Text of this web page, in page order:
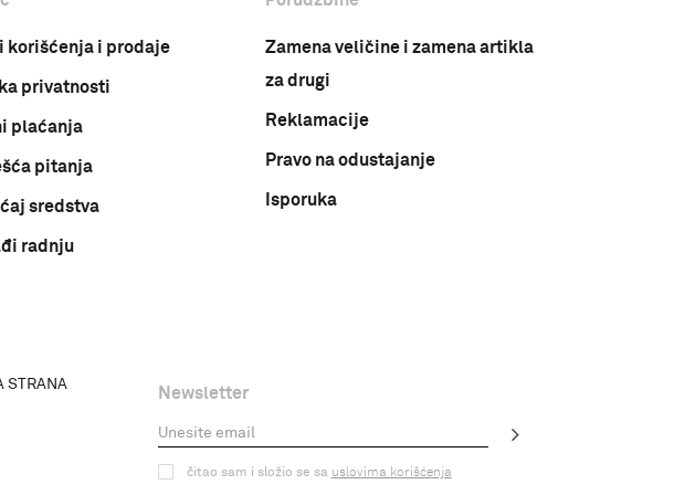
korišćenja i prodaje
privatnosti
plaćanja
pitanja
sredstva
radnju
Zamena veličine i zamena artikla
za drugi
Reklamacije
Pravo na odustajanje
Isporuka
STRANA Newsletter
čitao sam i složio se sa uslovima korišćenja